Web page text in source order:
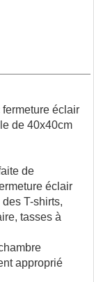
éclair
de 40x40cm
de
éclair
T-shirts,
tasses à
approprié